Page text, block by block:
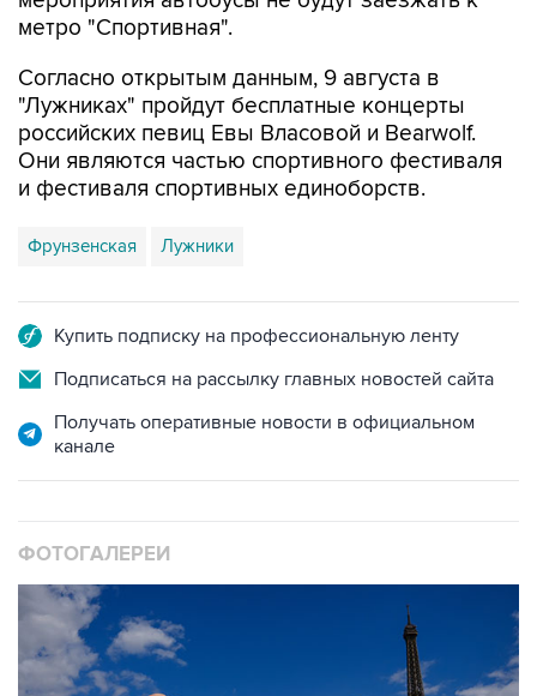
метро "Спортивная".
Согласно открытым данным, 9 августа в
"Лужниках" пройдут бесплатные концерты
российских певиц Евы Власовой и Bearwolf.
Они являются частью спортивного фестиваля
и фестиваля спортивных единоборств.
Фрунзенская Лужники
Купить подписку на профессиональную ленту
Подписаться на рассылку главных новостей сайта
Получать оперативные новости в официальном
канале
ФОТОГАЛЕРЕИ